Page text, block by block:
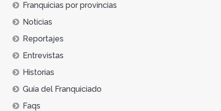
Franquicias por provincias
Noticias
Reportajes
Entrevistas
Historias
Guía del Franquiciado
Faqs